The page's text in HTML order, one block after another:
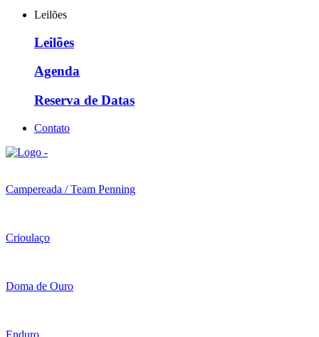
Leilões
Leilões
Agenda
Reserva de Datas
Contato
Campereada / Team Penning
Crioulaço
Doma de Ouro
Enduro